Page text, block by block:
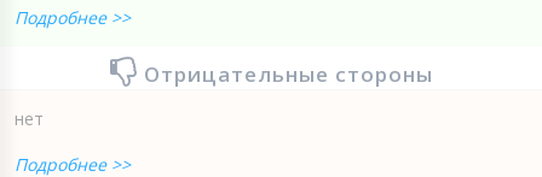
Подробнее >>
Отрицательные стороны
нет
Подробнее >>